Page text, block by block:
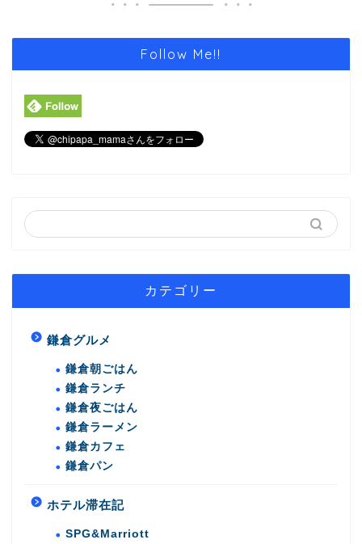
Follow Me!!
カテゴリー
鎌倉グルメ
鎌倉朝ごはん
鎌倉ランチ
鎌倉夜ごはん
鎌倉ラーメン
鎌倉カフェ
鎌倉パン
ホテル滞在記
SPG&Marriott